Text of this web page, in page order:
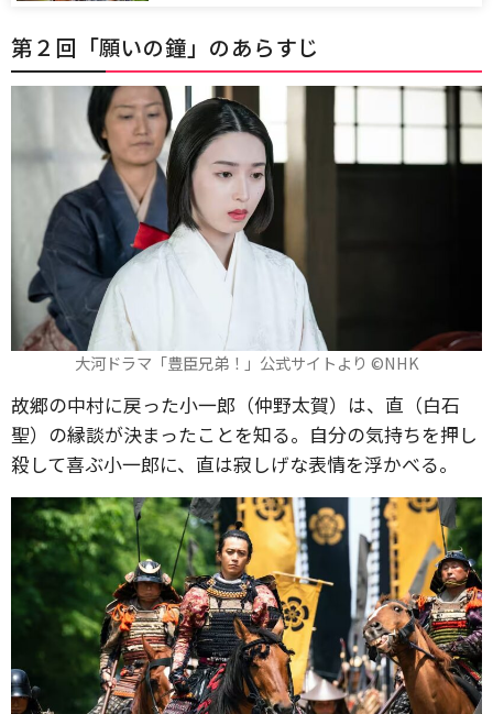
第２回「願いの鐘」のあらすじ
大河ドラマ「豊臣兄弟！」公式サイトより ©️NHK
故郷の中村に戻った小一郎（仲野太賀）は、直（白石
聖）の縁談が決まったことを知る。自分の気持ちを押し
殺して喜ぶ小一郎に、直は寂しげな表情を浮かべる。